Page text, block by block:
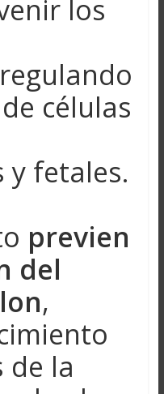
los
células
fetales.
previen
del
,
de la